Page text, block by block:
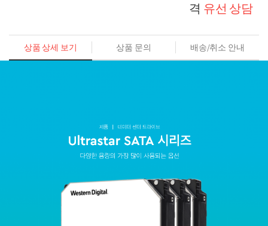
격 유선 상담
상품 상세 보기 상품 문의 배송/취소 안내